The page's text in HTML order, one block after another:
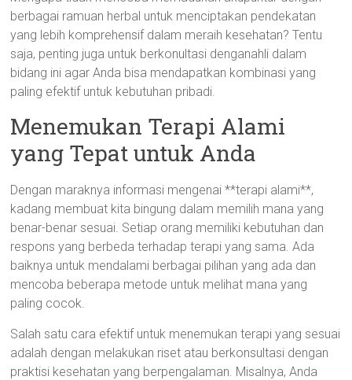
berbagai ramuan herbal untuk menciptakan pendekatan
yang lebih komprehensif dalam meraih kesehatan? Tentu
saja, penting juga untuk berkonultasi denganahli dalam
bidang ini agar Anda bisa mendapatkan kombinasi yang
paling efektif untuk kebutuhan pribadi.
Menemukan Terapi Alami
yang Tepat untuk Anda
Dengan maraknya informasi mengenai **terapi alami**,
kadang membuat kita bingung dalam memilih mana yang
benar-benar sesuai. Setiap orang memiliki kebutuhan dan
respons yang berbeda terhadap terapi yang sama. Ada
baiknya untuk mendalami berbagai pilihan yang ada dan
mencoba beberapa metode untuk melihat mana yang
paling cocok.
Salah satu cara efektif untuk menemukan terapi yang sesuai
adalah dengan melakukan riset atau berkonsultasi dengan
praktisi kesehatan yang berpengalaman. Misalnya, Anda